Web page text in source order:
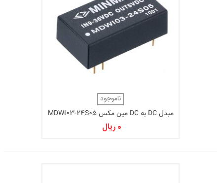
ناموجود
مبدل DC به DC مین مکس MDWI03-24S05
0 ریال